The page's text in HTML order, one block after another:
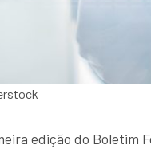
edição do Boletim